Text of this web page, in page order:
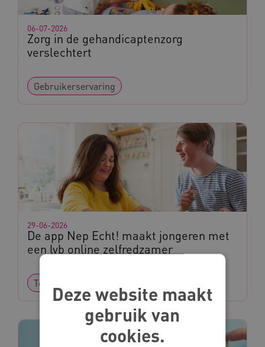
Zorg in de gehandicaptenzorg
verslechtert
06-07-2026
Gebruikerservaring
De app Nep Echt! maakt jongeren met
een lvb online zelfredzamer
29-06-2026
ToepassingDeze website maakt
gebruik van
cookies.